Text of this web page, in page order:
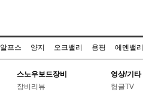
알프스 양지 오크밸리 용평 에덴밸리
스노우보드장비 영상/기타
장비리뷰 헝글TV